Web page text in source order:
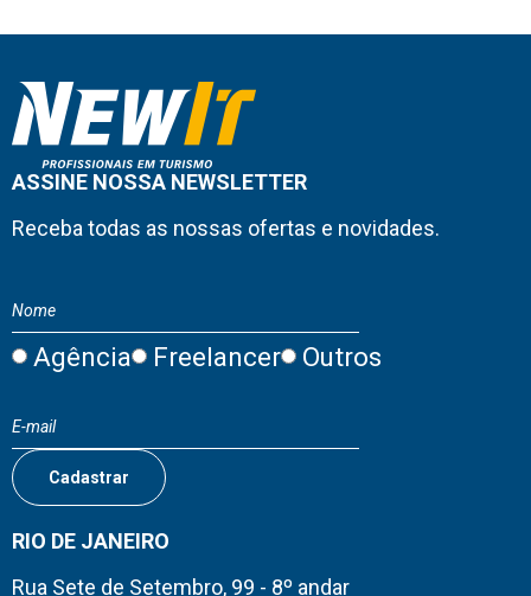
ASSINE NOSSA NEWSLETTER
Receba todas as nossas ofertas e novidades.
Agência Freelancer Outros
RIO DE JANEIRO
Rua Sete de Setembro, 99 - 8º andar